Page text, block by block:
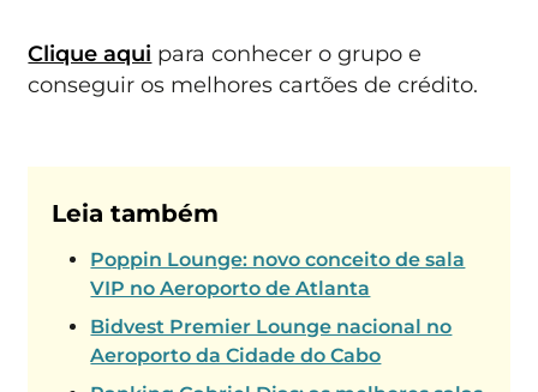
Clique aqui para conhecer o grupo e
conseguir os melhores cartões de crédito.
Leia também
Poppin Lounge: novo conceito de sala
VIP no Aeroporto de Atlanta
Bidvest Premier Lounge nacional no
Aeroporto da Cidade do Cabo